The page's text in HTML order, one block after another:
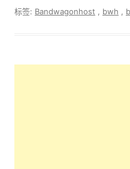
标签: Bandwagonhost bwh